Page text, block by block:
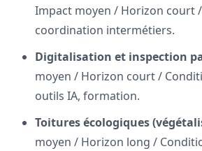
Impact moyen / Horizon court
coordination intermétiers.
Digitalisation et inspection
moyen / Horizon court /
outils IA, formation.
Toitures écologiques
moyen / Horizon long /